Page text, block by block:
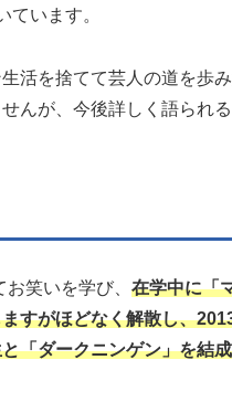
ています。
活を捨てて芸人の道を歩
んが、今後詳しく語られ
笑いを学び、 在学中に「
すがほどなく解散し、
「ダークニンゲン」を結成